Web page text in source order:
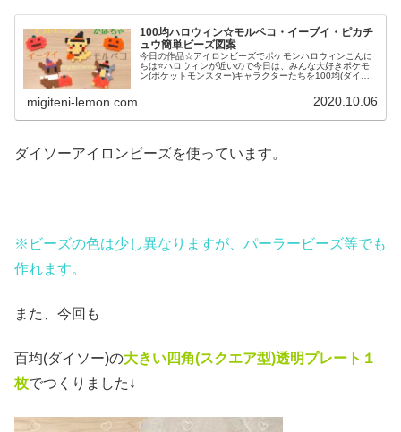
100均ハロウィン☆モルペコ・イーブイ・ピカチ
ュウ簡単ビーズ図案
今日の作品☆アイロンビーズでポケモンハロウィンこんに
ちは⭐ハロウィンが近いので今日は、みんな大好きポケモ
ン(ポケットモンスター)キャラクターたちを100均(ダイソ
migiteni-lemon.com 2020.10.06
ダイソーアイロンビーズを使っています。
※ビーズの色は少し異なりますが、パーラービーズ等でも
作れます。
また、今回も
百均(ダイソー)の大きい四角(スクエア型)透明プレート１
枚でつくりました↓